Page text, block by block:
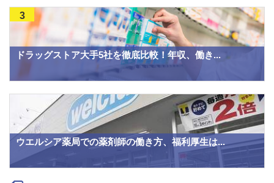
ドラッグストア大手5社を徹底比較！年収、働き...
3
ウエルシア薬局での薬剤師の働き方、福利厚生は...